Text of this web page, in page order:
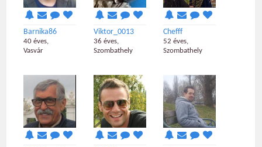
Barnika86
40 éves,
Vasvár
Viktor_0013
36 éves,
Szombathely
Chefff
52 éves,
Szombathely